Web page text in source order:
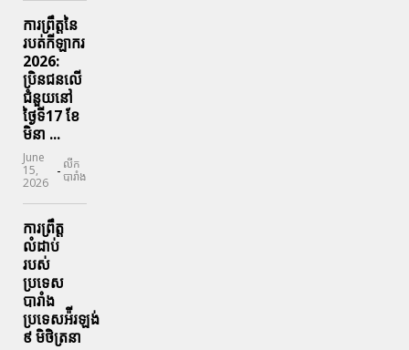
ការព្រឹត្តនៃ
របត់កីឡាករ
2026:
ប្រិនជនលើ
ជំនួយនៅ
ថ្ងៃទី17 ខែ
មិនា ...
June
15,
2026
- លីក
បារាំង
ការព្រឹត្ត
លំដាប់
របស់
ប្រទេស
បារាំង
ប្រទេសអ៉ីរឡង់
៩ មិថិត្រនា